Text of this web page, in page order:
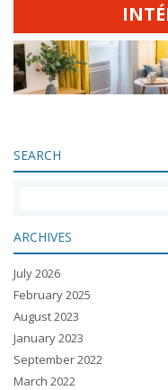
SEARCH
ARCHIVES
July 2026
February 2025
August 2023
January 2023
September 2022
March 2022